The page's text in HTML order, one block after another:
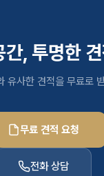
간, 투명한
유사한 견적을 무료로
무료 견적 요청
전화 상담